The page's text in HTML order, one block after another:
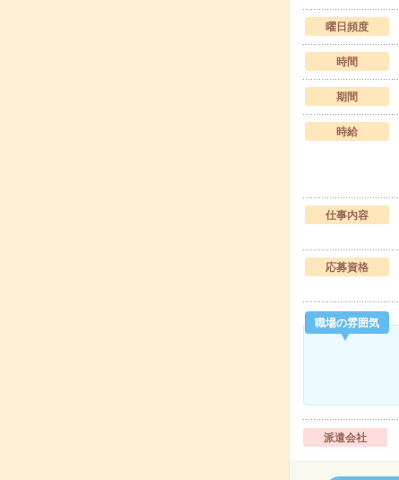
曜日頻度
時間
期間
時給
仕事内容
応募資格
職場の雰囲気
派遣会社